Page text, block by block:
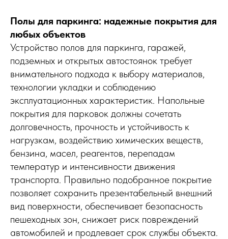
Полы для паркинга: надежные покрытия для
любых объектов
Устройство полов для паркинга, гаражей,
подземных и открытых автостоянок требует
внимательного подхода к выбору материалов,
технологии укладки и соблюдению
эксплуатационных характеристик. Напольные
покрытия для парковок должны сочетать
долговечность, прочность и устойчивость к
нагрузкам, воздействию химических веществ,
бензина, масел, реагентов, перепадам
температур и интенсивности движения
транспорта. Правильно подобранное покрытие
позволяет сохранить презентабельный внешний
вид поверхности, обеспечивает безопасность
пешеходных зон, снижает риск повреждений
автомобилей и продлевает срок службы объекта.